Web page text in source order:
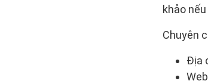
khảo
Chuyên
Địa